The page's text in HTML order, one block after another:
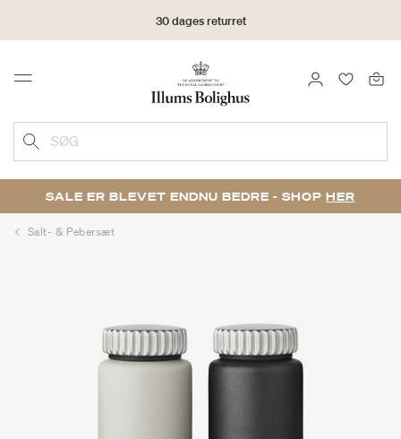
30 dages returret
Menu LOG IND
SØG
SALE ER BLEVET ENDNU BEDRE - SHOP HER
Salt- & Pebersæt